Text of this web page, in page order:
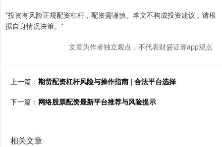
*投资有风险正规配资杠杆，配资需谨慎。本文不构成投资建议，请根
据自身情况决策。*
文章为作者独立观点，不代表财盛证券app观点
上一篇： 期货配资杠杆风险与操作指南 | 合法平台选择
下一篇： 网络股票配资最新平台推荐与风险提示
相关文章